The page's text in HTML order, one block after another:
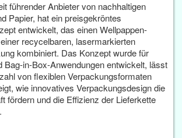
führender Anbieter von nachhaltigen
Papier, hat ein preisgekröntes
entwickelt, das einen Wellpappen-
recycelbaren, lasermarkierten
kombiniert. Das Konzept wurde für
Bag-in-Box-Anwendungen entwickelt, lässt
von flexiblen Verpackungsformaten
wie innovatives Verpackungsdesign die
fördern und die Effizienz der Lieferkette